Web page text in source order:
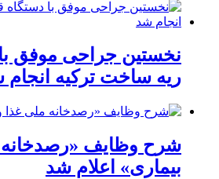
نخستین جراحی موفق
ریه ساخت ترکیه
شرح وظایف «رصدخانه
بیماری» اعلام شد